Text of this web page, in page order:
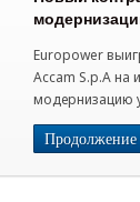
Europower
Accam S.p.A на
модернизацию
Арсицио […]
Продолжение